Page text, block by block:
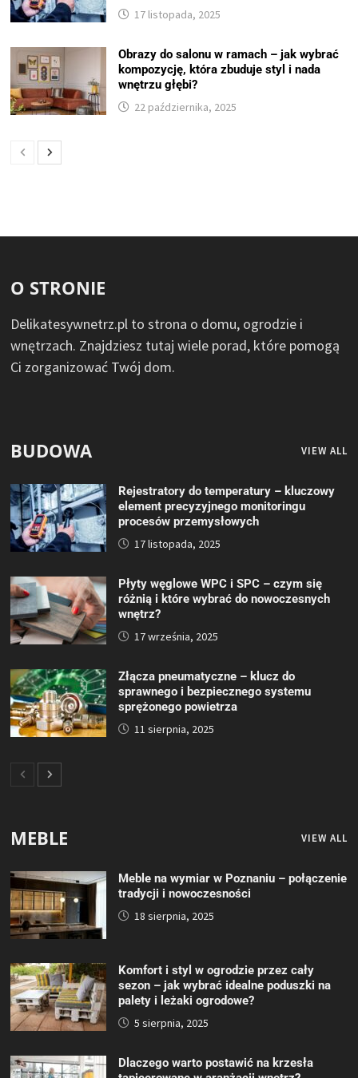
17 listopada, 2025
Obrazy do salonu w ramach – jak wybrać
kompozycję, która zbuduje styl i nada
wnętrzu głębi?
22 października, 2025
O STRONIE
Delikatesywnetrz.pl to strona o domu, ogrodzie i
wnętrzach. Znajdziesz tutaj wiele porad, które pomogą
Ci zorganizować Twój dom.
BUDOWA VIEW ALL
Rejestratory do temperatury – kluczowy
element precyzyjnego monitoringu
procesów przemysłowych
17 listopada, 2025
Płyty węglowe WPC i SPC – czym się
różnią i które wybrać do nowoczesnych
wnętrz?
17 września, 2025
Złącza pneumatyczne – klucz do
sprawnego i bezpiecznego systemu
sprężonego powietrza
11 sierpnia, 2025
MEBLE VIEW ALL
Meble na wymiar w Poznaniu – połączenie
tradycji i nowoczesności
18 sierpnia, 2025
Komfort i styl w ogrodzie przez cały
sezon – jak wybrać idealne poduszki na
palety i leżaki ogrodowe?
5 sierpnia, 2025
Dlaczego warto postawić na krzesła